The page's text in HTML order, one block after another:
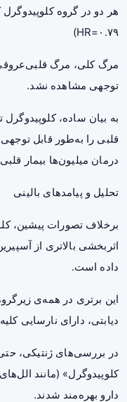
HR=۰.۷۹)
مرگ کلی، مرگ
توجهی مشاهده نشد.
به بیان ساده،
قلبی را به‌طور قابل
درمان میلیون‌ها بیمار
تحلیل و پیامدهای بالینی
برخلاف تصورات پیشین،
اثربخشی بالاتری از
داده است.
این برتری در همه‌ی
دیابتی، دارای نارسایی
در بررسی‌های ژنتیکی،
دارو بهره‌مند شدند.